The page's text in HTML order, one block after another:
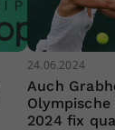
24.06.2024
Auch
Olympische
2024 fix